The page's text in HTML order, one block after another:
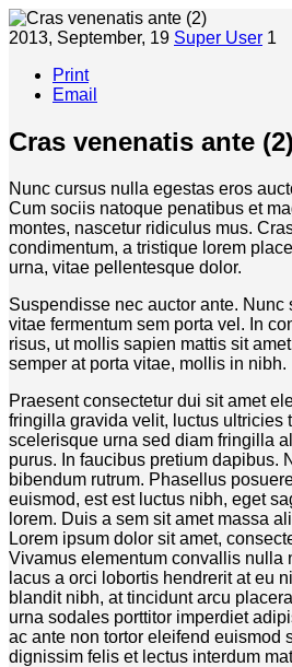
2013, September, 19 Super User 1
Print
Email
Cras venenatis ante (2)
Nunc cursus nulla egestas eros
Cum sociis natoque penatibus et
montes, nascetur ridiculus mus.
condimentum, a tristique lorem
urna, vitae pellentesque dolor.
Suspendisse nec auctor ante.
vitae fermentum sem porta vel. In
risus, ut mollis sapien mattis sit
semper at porta vitae, mollis in nibh.
Praesent consectetur dui sit amet
fringilla gravida velit, luctus ultricies
scelerisque urna sed diam fringilla
purus. In faucibus pretium dapibus.
bibendum rutrum. Phasellus
euismod, est est luctus nibh, eget
lorem. Duis a sem sit amet massa
Lorem ipsum dolor sit amet,
Vivamus elementum convallis nulla
lacus a orci lobortis hendrerit at eu
blandit nibh, at tincidunt arcu
urna sodales porttitor imperdiet
ac ante non tortor eleifend euismod
dignissim felis et lectus interdum